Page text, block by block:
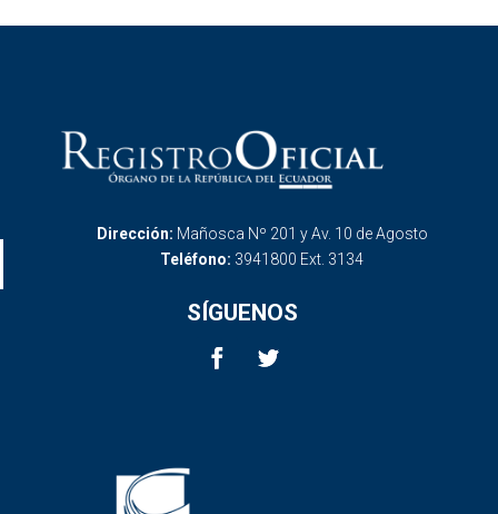
Dirección: Mañosca Nº 201 y Av. 10 de Agosto
Teléfono: 3941800 Ext. 3134
SÍGUENOS